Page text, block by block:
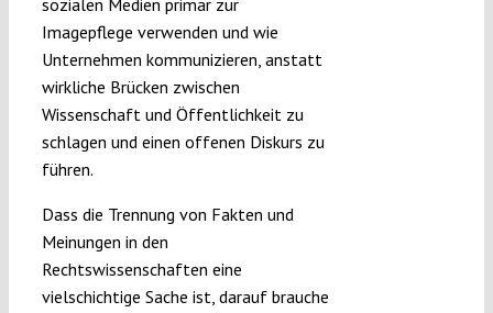
Imagepflege verwenden und wie
Unternehmen kommunizieren, anstatt
wirkliche Brücken zwischen
Wissenschaft und Öffentlichkeit zu
schlagen und einen offenen Diskurs zu
führen.
Dass die Trennung von Fakten und
Meinungen in den
Rechtswissenschaften eine
vielschichtige Sache ist, darauf brauche